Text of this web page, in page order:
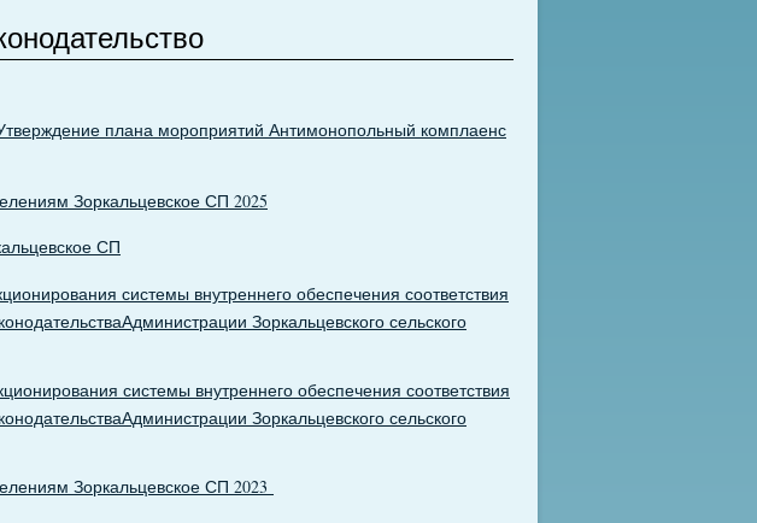
плана мороприятий Антимонопольный комплаенс
Зоркальцевское СП 2025
СП
системы внутреннего обеспечения соответствия
Зоркальцевского сельского
системы внутреннего обеспечения соответствия
Зоркальцевского сельского
Зоркальцевское СП 2023